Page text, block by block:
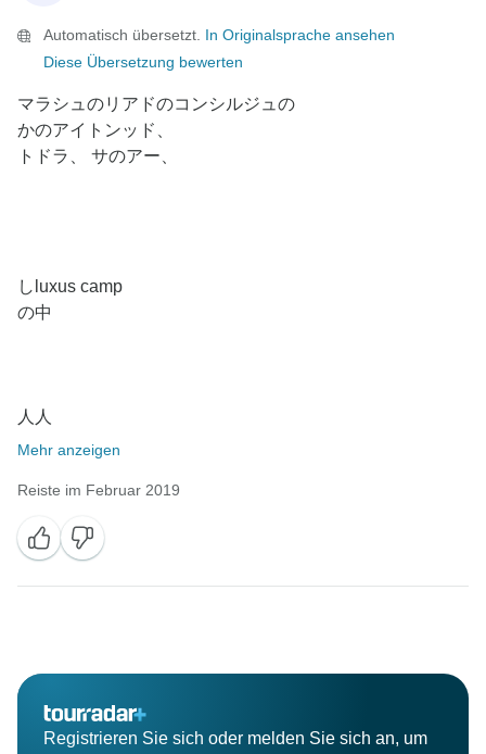
Automatisch übersetzt. In Originalsprache ansehen
Diese Übersetzung bewerten
マラシュのリアドのコンシルジュの
かのアイトンッド、
トドラ、 サのアー、
しluxus camp
の中
人人
Mehr anzeigen
Reiste im Februar 2019
Registrieren Sie sich oder melden Sie sich an, um